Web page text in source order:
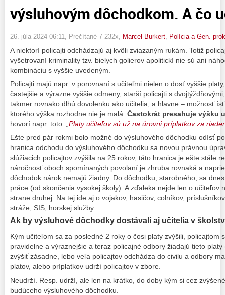
výsluhovým dôchodkom. A čo
26. júla 2024 06:11 , Prečítané 7 232x, Marcel Burkert Polícia a Gen.
A niektorí policajti odchádzajú aj kvôli zviazaným rukám. Totiž
vyšetrovaní kriminality tzv. bielych golierov apolitickí nie sú ani
kombináciu s vyššie uvedeným.
Policajti majú napr. v porovnaní s učiteľmi nielen o dosť vyššie
častejšie a výrazne vyššie odmeny, starší policajti s
takmer rovnako dlhú dovolenku ako učitelia, a hlavne – možnosť
ktorého výška rozhodne nie je malá. Častokrát presahuje výšku
hovorí napr. toto:
Platy učiteľov sú už na úrovni príplatkov za
Ešte pred pár rokmi bolo možné do výsluhového dôchodku odísť
hranica odchodu do výsluhového dôchodku sa novou právnou
slúžiacich policajtov zvýšila na 25 rokov, táto hranica je ešte stále
náročnosť oboch spomínaných povolaní je zhruba rovnaká a
dôchodok nárok nemajú žiadny. Do dôchodku, starobného, sa
práce (od skončenia vysokej školy). A zďaleka nejde len o učiteľov
strane druhej. Na tej ide aj o vojakov, hasičov, colníkov,
stráže, SIS, horskej služby…
Ak by výsluhové dôchodky dostávali aj učitelia v
Kým učiteľom sa za posledné 2 roky o čosi platy zvýšili, policajtom
pravidelne a výraznejšie a teraz policajné odbory žiadajú tieto platy
zvýšiť zásadne, lebo veľa policajtov odchádza do civilu a odbory
platov, alebo príplatkov udrží policajtov v zbore.
Neudrží. Resp. udrží, ale len na krátko, do doby kým si cez
budúceho výsluhového dôchodku.